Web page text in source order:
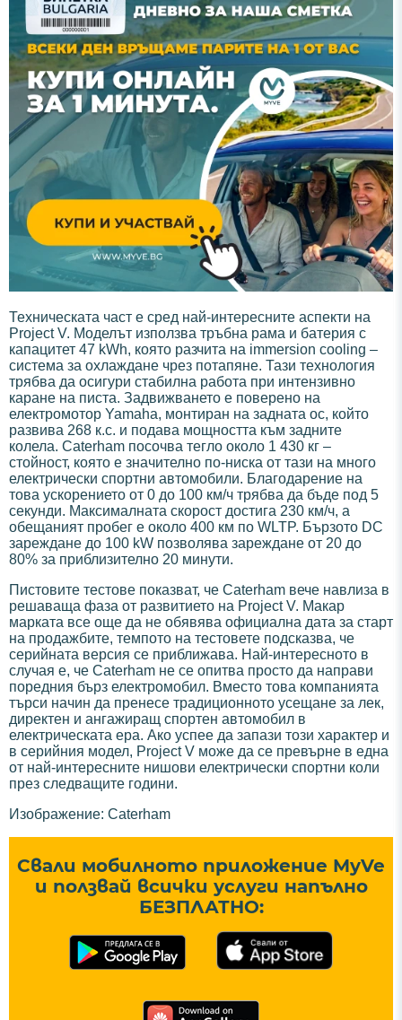
Техническата част е сред най-интересните аспекти на
Project V. Моделът използва тръбна рама и батерия с
капацитет 47 kWh, която разчита на immersion cooling –
система за охлаждане чрез потапяне. Тази технология
трябва да осигури стабилна работа при интензивно
каране на писта. Задвижването е поверено на
електромотор Yamaha, монтиран на задната ос, който
развива 268 к.с. и подава мощността към задните
колела. Caterham посочва тегло около 1 430 кг –
стойност, която е значително по-ниска от тази на много
електрически спортни автомобили. Благодарение на
това ускорението от 0 до 100 км/ч трябва да бъде под 5
секунди. Максималната скорост достига 230 км/ч, а
обещаният пробег е около 400 км по WLTP. Бързото DC
зареждане до 100 kW позволява зареждане от 20 до
80% за приблизително 20 минути.
Пистовите тестове показват, че Caterham вече навлиза в
решаваща фаза от развитието на Project V. Макар
марката все още да не обявява официална дата за старт
на продажбите, темпото на тестовете подсказва, че
серийната версия се приближава. Най-интересното в
случая е, че Caterham не се опитва просто да направи
поредния бърз електромобил. Вместо това компанията
търси начин да пренесе традиционното усещане за лек,
директен и ангажиращ спортен автомобил в
електрическата ера. Ако успее да запази този характер и
в серийния модел, Project V може да се превърне в една
от най-интересните нишови електрически спортни коли
през следващите години.
Изображение: Caterham
Свали мобилното приложение MyVe
и ползвай всички услуги напълно
БЕЗПЛАТНО: